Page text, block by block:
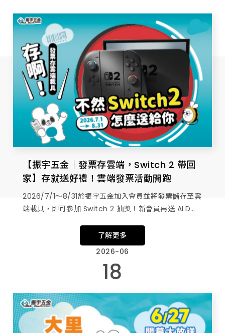
【振宇五金｜發票存雲端，Switch 2 帶回
家】存就送好禮！雲端發票活動開跑
2026/7/1～8/31於振宇五金加入會員並將發票儲存至雲
端載具，即可參加 Switch 2 抽獎！新會員再送 ALD迷
了解更多
2026-06
18